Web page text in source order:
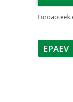
nõuanne
EPAEV